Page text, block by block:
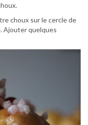
choux sur le cercle de
Ajouter quelques